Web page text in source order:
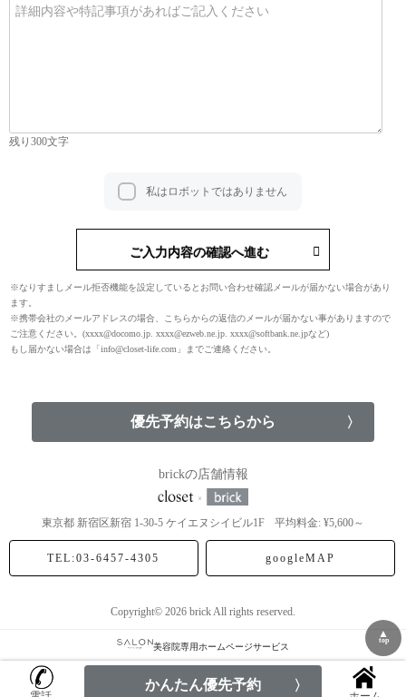
残り300文字
私はロボットではありません
ご入力内容の確認へ進む
※なりすましメール拒否機能を設定しているとお問い合わせ確認メールが届かない場合があり
ます。
優先予約はこちらから
brickの店舗情報
東京都 新宿区新宿 1-30-5 ケイエヌシイビル1F 平均料金: ¥5,600～
TEL:03-6457-4305 googleMAP
Copyright© 2026 brick All rights reserved.
美容院専用ホームページサービス
▲
top
かんたん優先予約